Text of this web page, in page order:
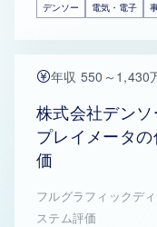
デンソー 電気・電子
年収 550～1,430
株式会社デン
プレイメータ
価
フルグラフィックデ
ステム評価